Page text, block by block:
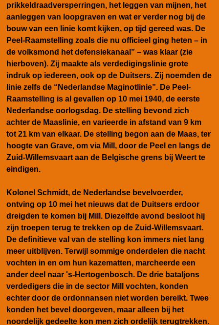
prikkeldraadversperringen, het leggen van mijnen, het
aanleggen van loopgraven en wat er verder nog bij de
bouw van een linie komt kijken, op tijd gereed was. De
Peel-Raamstelling zoals die nu officieel ging heten – in
de volksmond het defensiekanaal” – was klaar (zie
hierboven). Zij maakte als verdedigingslinie grote
indruk op iedereen, ook op de Duitsers. Zij noemden de
linie zelfs de “Nederlandse Maginotlinie”. De Peel-
Raamstelling is al gevallen op 10 mei 1940, de eerste
Nederlandse oorlogsdag. De stelling bevond zich
achter de Maaslinie, en varieerde in afstand van 9 km
tot 21 km van elkaar. De stelling begon aan de Maas, ter
hoogte van Grave, om via Mill, door de Peel en langs de
Zuid-Willemsvaart aan de Belgische grens bij Weert te
eindigen.
Kolonel Schmidt, de Nederlandse bevelvoerder,
ontving op 10 mei het nieuws dat de Duitsers erdoor
dreigden te komen bij Mill. Diezelfde avond besloot hij
zijn troepen terug te trekken op de Zuid-Willemsvaart.
De definitieve val van de stelling kon immers niet lang
meer uitblijven. Terwijl sommige onderdelen die nacht
vochten in en om hun kazematten, marcheerde een
ander deel naar 's-Hertogenbosch. De drie bataljons
verdedigers die in de sector Mill vochten, konden
echter door de ordonnansen niet worden bereikt. Twee
konden het bevel doorgeven, maar alleen bij het
noordelijk gedeelte kon men zich ordelijk terugtrekken.